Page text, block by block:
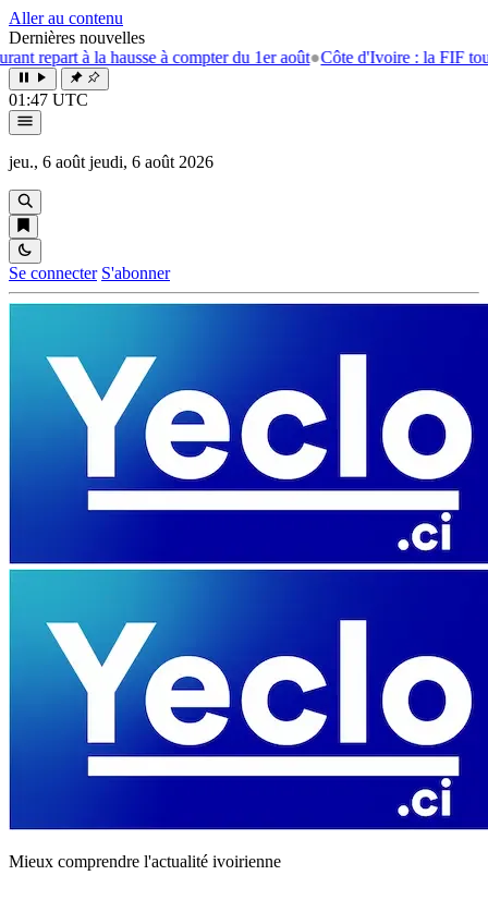
Aller au contenu
Dernières nouvelles
à la hausse à compter du 1er août● Côte d'Ivoire : la FIF tourne la
01:47 UTC
jeu., 6 août jeudi, 6 août 2026
Se connecter S'abonner
Mieux comprendre l'actualité ivoirienne